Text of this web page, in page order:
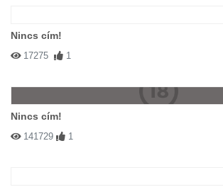
Nincs cím!
17275 1
Nincs cím!
141729 1